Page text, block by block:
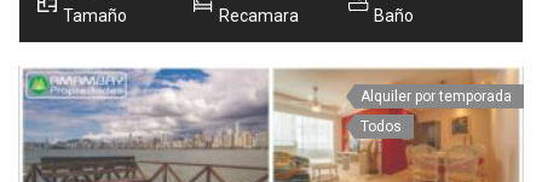
Tamaño
Recamara
Baño
Alquiler por temporada
Todos